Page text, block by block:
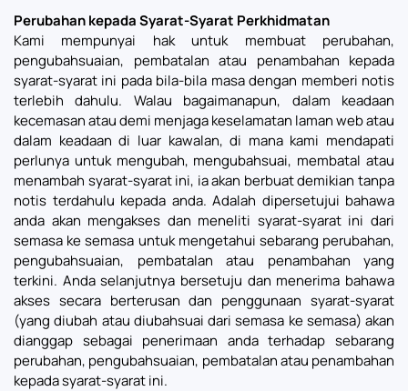
Perubahan kepada Syarat-Syarat Perkhidmatan
Kami mempunyai hak untuk membuat perubahan,
pengubahsuaian, pembatalan atau penambahan kepada
syarat-syarat ini pada bila-bila masa dengan memberi notis
terlebih dahulu. Walau bagaimanapun, dalam keadaan
kecemasan atau demi menjaga keselamatan laman web atau
dalam keadaan di luar kawalan, di mana kami mendapati
perlunya untuk mengubah, mengubahsuai, membatal atau
menambah syarat-syarat ini, ia akan berbuat demikian tanpa
notis terdahulu kepada anda. Adalah dipersetujui bahawa
anda akan mengakses dan meneliti syarat-syarat ini dari
semasa ke semasa untuk mengetahui sebarang perubahan,
pengubahsuaian, pembatalan atau penambahan yang
terkini. Anda selanjutnya bersetuju dan menerima bahawa
akses secara berterusan dan penggunaan syarat-syarat
(yang diubah atau diubahsuai dari semasa ke semasa) akan
dianggap sebagai penerimaan anda terhadap sebarang
perubahan, pengubahsuaian, pembatalan atau penambahan
kepada syarat-syarat ini.